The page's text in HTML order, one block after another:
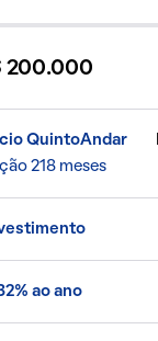
200.000
QuintoAndar
218 meses
ao ano